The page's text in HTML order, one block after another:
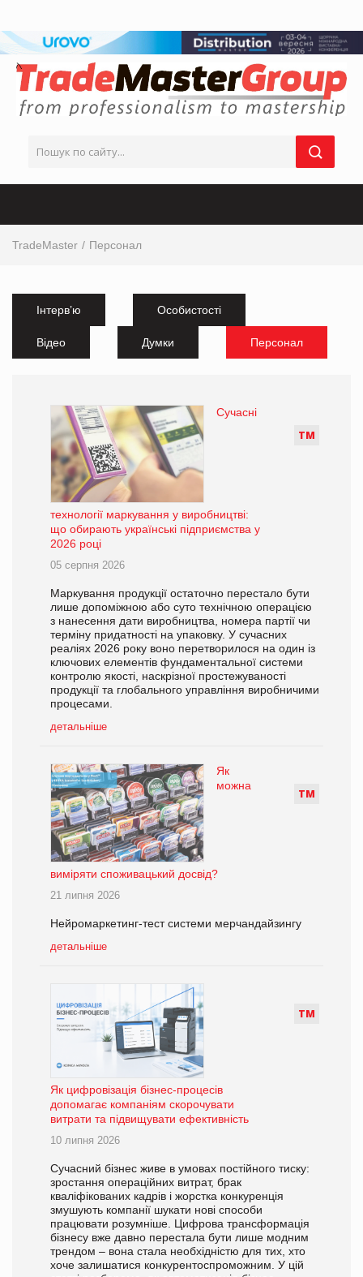
TradeMaster Персонал
Інтерв’ю Особистості
Відео Думки Персонал
ТМ
Сучасні
технології маркування у виробництві:
що обирають українські підприємства у
2026 році
05 серпня 2026
Маркування продукції остаточно перестало бути
лише допоміжною або суто технічною операцією
з нанесення дати виробництва, номера партії чи
терміну придатності на упаковку. У сучасних
реаліях 2026 року воно перетворилося на один із
ключових елементів фундаментальної системи
контролю якості, наскрізної простежуваності
продукції та глобального управління виробничими
процесами.
детальніше
ТМ
Як
можна
виміряти споживацький досвід?
21 липня 2026
Нейромаркетинг-тест системи мерчандайзингу
детальніше
ТМ
Як цифровізація бізнес-процесів
допомагає компаніям скорочувати
витрати та підвищувати ефективність
10 липня 2026
Сучасний бізнес живе в умовах постійного тиску:
зростання операційних витрат, брак
кваліфікованих кадрів і жорстка конкуренція
змушують компанії шукати нові способи
працювати розумніше. Цифрова трансформація
бізнесу вже давно перестала бути лише модним
трендом – вона стала необхідністю для тих, хто
хоче залишатися конкурентоспроможним. У цій